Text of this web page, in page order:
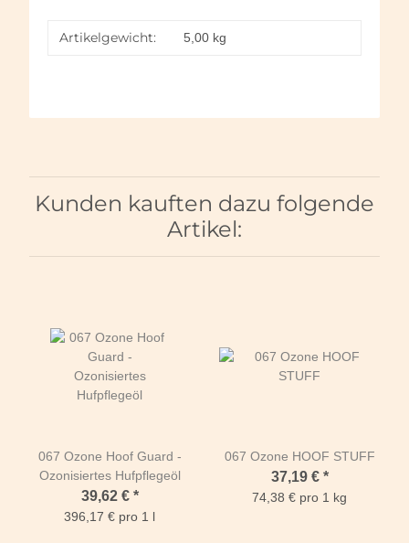
Artikelgewicht: 5,00 kg
Kunden kauften dazu folgende
Artikel:
067 Ozone Hoof Guard -
Ozonisiertes Hufpflegeöl
39,62 € *
396,17 € pro 1 l
067 Ozone HOOF STUFF
37,19 € *
74,38 € pro 1 kg